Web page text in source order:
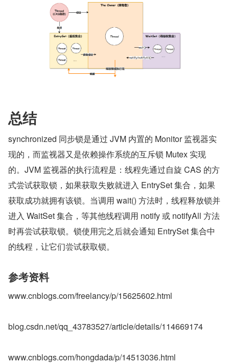
总结
synchronized 同步锁是通过 JVM 内置的 Monitor 监视器实
现的，而监视器又是依赖操作系统的互斥锁 Mutex 实现
的。JVM 监视器的执行流程是：线程先通过自旋 CAS 的方
式尝试获取锁，如果获取失败就进入 EntrySet 集合，如果
获取成功就拥有该锁。当调用 wait() 方法时，线程释放锁并
进入 WaitSet 集合，等其他线程调用 notify 或 notifyAll 方法
时再尝试获取锁。锁使用完之后就会通知 EntrySet 集合中
的线程，让它们尝试获取锁。
参考资料
www.cnblogs.com/freelancy/p/15625602.html
blog.csdn.net/qq_43783527/article/details/114669174
www.cnblogs.com/hongdada/p/14513036.html